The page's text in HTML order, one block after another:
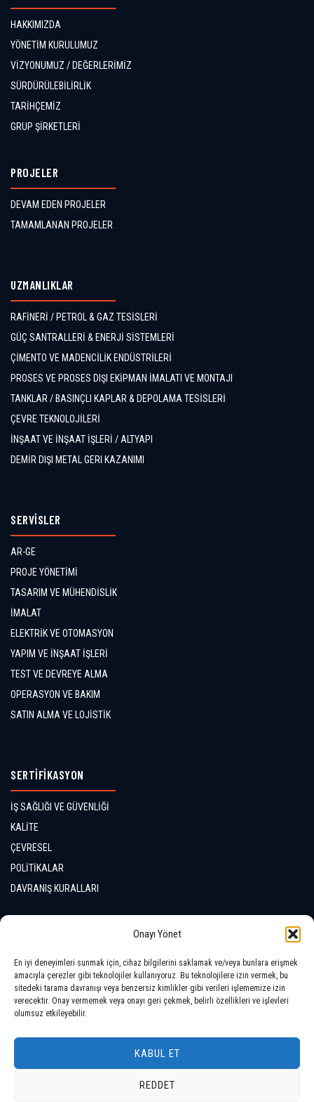
Onayı Yönet
En iyi deneyimleri sunmak için, cihaz bilgilerini saklamak ve/veya bunlara erişmek
amacıyla çerezler gibi teknolojiler kullanıyoruz. Bu teknolojilere izin vermek, bu
sitedeki tarama davranışı veya benzersiz kimlikler gibi verileri işlememize izin
verecektir. Onay vermemek veya onayı geri çekmek, belirli özellikleri ve işlevleri
olumsuz etkileyebilir.
KABUL ET
REDDET
HAKKIMIZDA
YÖNETİM KURULUMUZ
VİZYONUMUZ / DEĞERLERİMİZ
SÜRDÜRÜLEBİLİRLİK
TARİHÇEMİZ
GRUP ŞİRKETLERİ
PROJELER
DEVAM EDEN PROJELER
TAMAMLANAN PROJELER
UZMANLIKLAR
RAFİNERİ / PETROL & GAZ TESİSLERİ
GÜÇ SANTRALLERİ & ENERJİ SİSTEMLERİ
ÇİMENTO VE MADENCİLİK ENDÜSTRİLERİ
PROSES VE PROSES DIŞI EKİPMAN İMALATI VE MONTAJI
TANKLAR / BASINÇLI KAPLAR & DEPOLAMA TESİSLERİ
ÇEVRE TEKNOLOJİLERİ
İNŞAAT VE İNŞAAT İŞLERİ / ALTYAPI
DEMİR DIŞI METAL GERI KAZANIMI
SERVİSLER
AR-GE
PROJE YÖNETİMİ
TASARIM VE MÜHENDİSLİK
İMALAT
ELEKTRİK VE OTOMASYON
YAPIM VE İNŞAAT İŞLERİ
TEST VE DEVREYE ALMA
OPERASYON VE BAKIM
SATIN ALMA VE LOJİSTİK
SERTİFİKASYON
İŞ SAĞLIĞI VE GÜVENLİĞİ
KALİTE
ÇEVRESEL
POLİTİKALAR
DAVRANIŞ KURALLARI
LOKASYONLAR